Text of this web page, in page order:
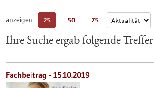
anzeigen: 25 50 75
Ihre Suche ergab folgende
Fachbeitrag - 15.10.2019